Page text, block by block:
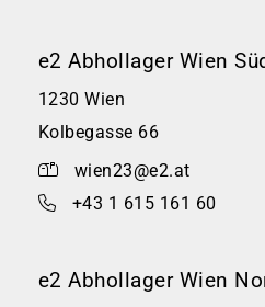
e2 Abhollager Wien
1230 Wien
Kolbegasse 66
wien23@e2.at
+43 1 615 161 60
e2 Abhollager Wien